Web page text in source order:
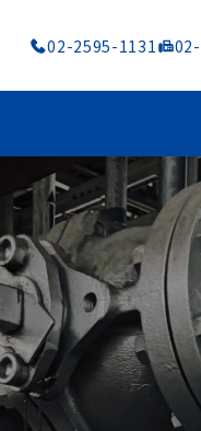
02-2595-1131